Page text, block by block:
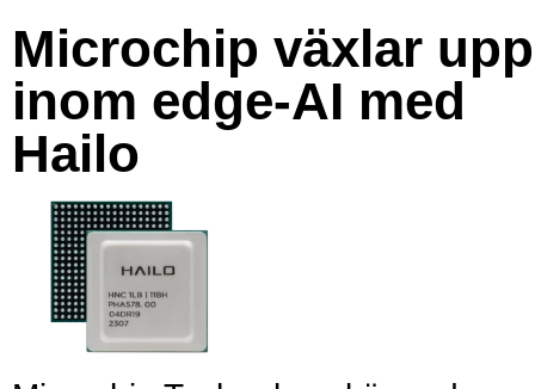
Microchip växlar upp
inom edge-AI med
Hailo